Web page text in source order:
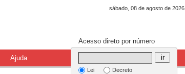
sábado, 08 de agosto de 2026
Ajuda
Acesso direto por número
Lei Decreto
ir